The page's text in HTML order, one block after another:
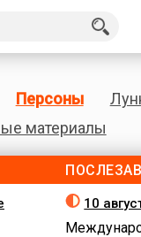
Персоны
материалы
10